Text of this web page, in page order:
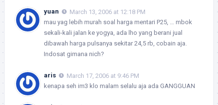
yuan
March 13, 2006 at 12:18 PM
mau yag lebih murah soal harga mentari P25, … mbok
sekali-kali jalan ke yogya, ada lho yang berani jual
dibawah harga pulsanya sekitar 24,5 rb, cobain aja.
Indosat gimana nich?
aris
March 17, 2006 at 9:46 PM
kenapa seh im3 klo malam selalu aja ada GANGGUAN